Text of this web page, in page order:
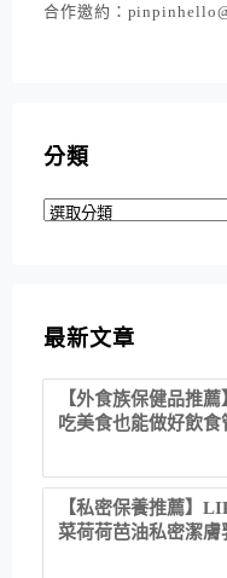
合作邀約：
分類
分
最新文章
【外食族保健品推
吃美食也能做好飲
【私密保養推薦】
菜荷荷芭油私密潔